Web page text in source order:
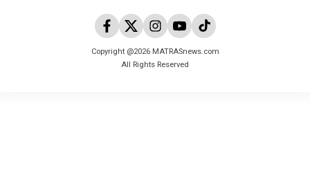
Copyright @2026 MATRASnews.com
All Rights Reserved